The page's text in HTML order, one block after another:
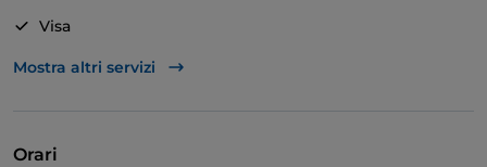
VINI IN EVOLUZIONE - La cantina comprende vini
distillati: una lista in continuo aggiornamento, che i
clientela, senza però dimenticare le etichette più
Visa
Accesso disabili
Mostra altri servizi
Orari